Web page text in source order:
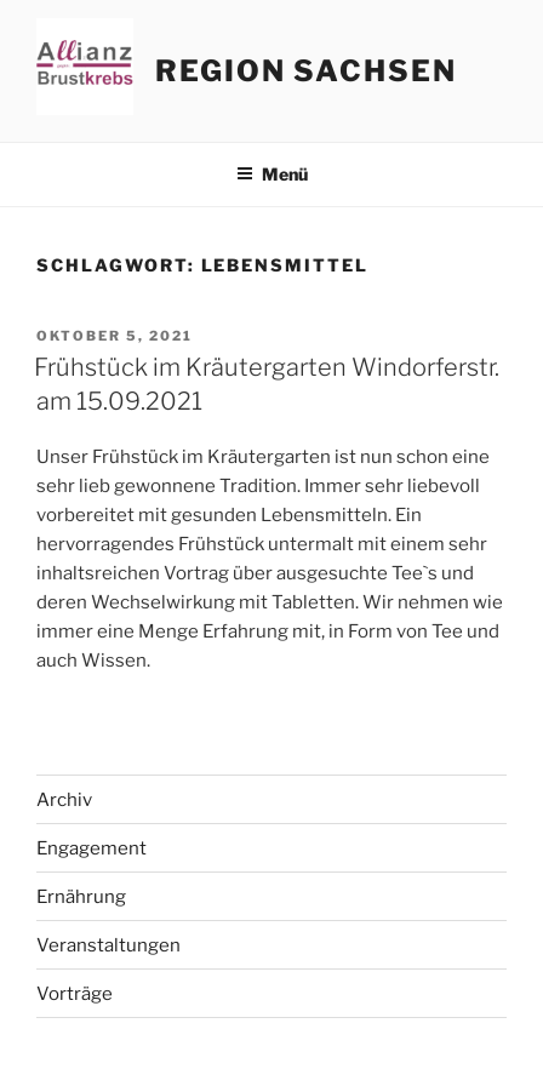
Inhalt
springen
REGION SACHSEN
Menü
SCHLAGWORT: LEBENSMITTEL
VERÖFFENTLICHT
AM
OKTOBER 5, 2021
Frühstück im Kräutergarten Windorferstr.
am 15.09.2021
Unser Frühstück im Kräutergarten ist nun schon eine
sehr lieb gewonnene Tradition. Immer sehr liebevoll
vorbereitet mit gesunden Lebensmitteln. Ein
hervorragendes Frühstück untermalt mit einem sehr
inhaltsreichen Vortrag über ausgesuchte Tee`s und
deren Wechselwirkung mit Tabletten. Wir nehmen wie
immer eine Menge Erfahrung mit, in Form von Tee und
auch Wissen.
Archiv
Engagement
Ernährung
Veranstaltungen
Vorträge